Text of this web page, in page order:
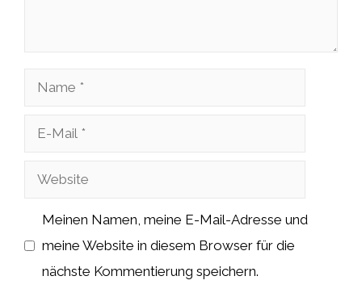
Name
Website
Meinen Namen, meine E-Mail-Adresse und
meine Website in diesem Browser für die
nächste Kommentierung speichern.